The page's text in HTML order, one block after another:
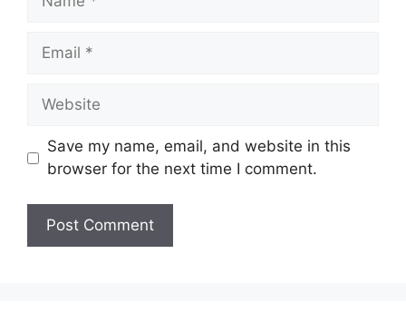
Email
Website
Save my name, email, and website in this
browser for the next time I comment.